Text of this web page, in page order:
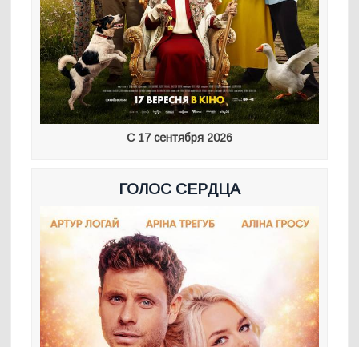
С 17 сентября 2026
ГОЛОС СЕРДЦА